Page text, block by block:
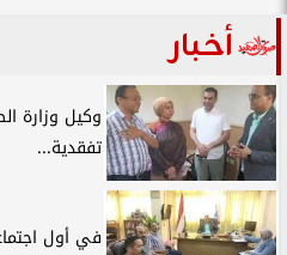
أخبار
وكيل وزارة
تفقدية...
في أول